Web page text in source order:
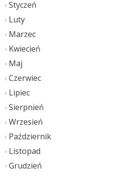
Styczeń
Luty
Marzec
Kwiecień
Maj
Czerwiec
Lipiec
Sierpnień
Wrzesień
Październik
Listopad
Grudzień